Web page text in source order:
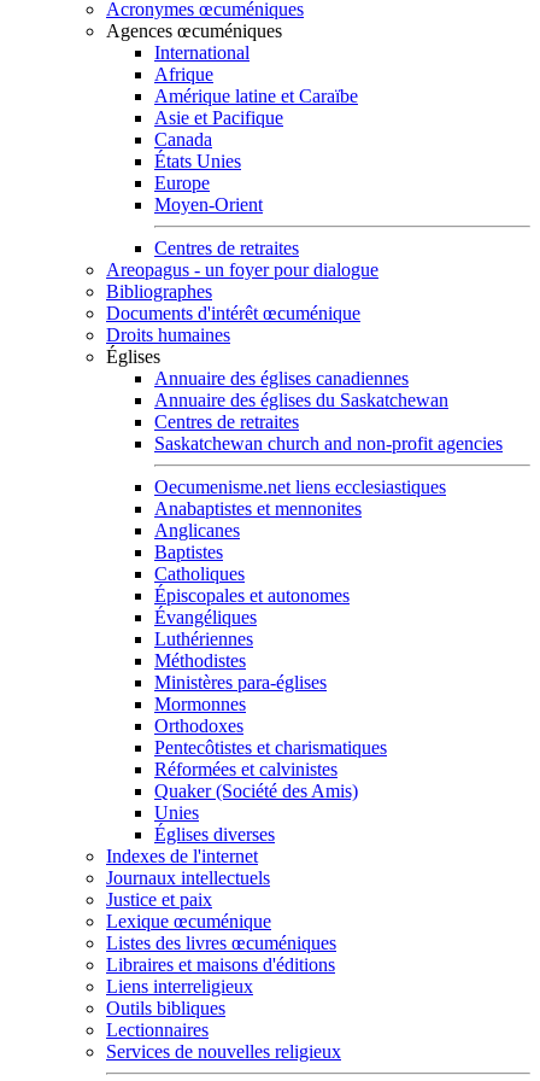
Acronymes œcuméniques
Agences œcuméniques
International
Afrique
Amérique latine et Caraïbe
Asie et Pacifique
Canada
États Unies
Europe
Moyen-Orient
Centres de retraites
Areopagus - un foyer pour dialogue
Bibliographes
Documents d'intérêt œcuménique
Droits humaines
Églises
Annuaire des églises canadiennes
Annuaire des églises du Saskatchewan
Centres de retraites
Saskatchewan church and non-profit agencies
Oecumenisme.net liens ecclesiastiques
Anabaptistes et mennonites
Anglicanes
Baptistes
Catholiques
Épiscopales et autonomes
Évangéliques
Luthériennes
Méthodistes
Ministères para-églises
Mormonnes
Orthodoxes
Pentecôtistes et charismatiques
Réformées et calvinistes
Quaker (Société des Amis)
Unies
Églises diverses
Indexes de l'internet
Journaux intellectuels
Justice et paix
Lexique œcuménique
Listes des livres œcuméniques
Libraires et maisons d'éditions
Liens interreligieux
Outils bibliques
Lectionnaires
Services de nouvelles religieux